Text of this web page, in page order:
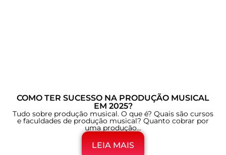
COMO TER SUCESSO NA PRODUÇÃO MUSICAL
EM 2025?
Tudo sobre produção musical. O que é? Quais são cursos
e faculdades de produção musical? Quanto cobrar por
uma produção…
LEIA MAIS